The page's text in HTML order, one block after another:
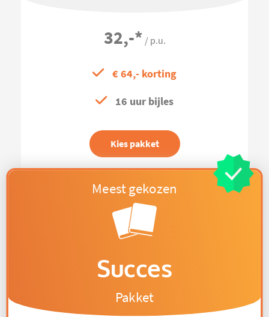
32,-* / p.u.
€ 64,- korting
16 uur bijles
Kies pakket
Succes
Pakket